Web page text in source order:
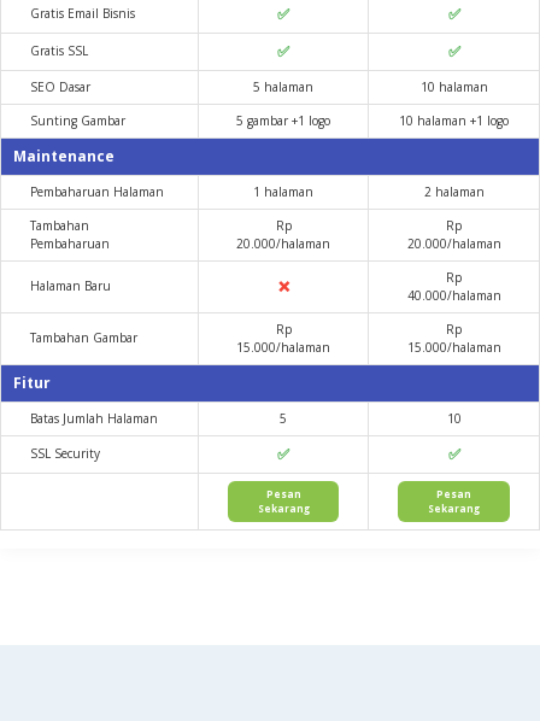
Gratis Email Bisnis ✅ ✅
Gratis SSL ✅ ✅
SEO Dasar 5 halaman
10 halaman
Sunting Gambar
5 gambar +1 logo 10 halaman +1 logo
Maintenance
Pembaharuan Halaman 1 halaman
2 halaman
Tambahan
Pembaharuan
Rp
20.000/halaman
Rp
20.000/halaman
Halaman Baru ❌
Rp
40.000/halaman
Tambahan Gambar
Rp
15.000/halaman
Rp
15.000/halaman
Fitur
Batas Jumlah Halaman 5 10
SSL Security ✅ ✅
Pesan
Sekarang
Pesan
Sekarang